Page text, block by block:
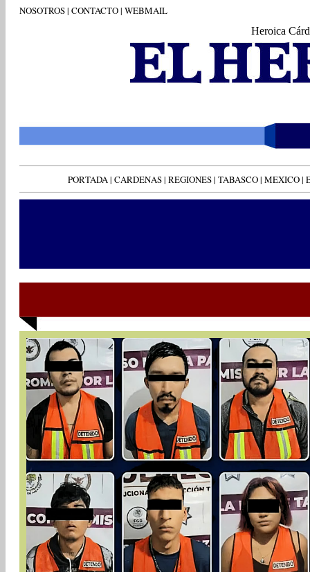
NOSOTROS| CONTACTO| WEBMAIL
Heroica
PORTADA| CARDENAS| REGIONES| TABASCO| MEXICO|